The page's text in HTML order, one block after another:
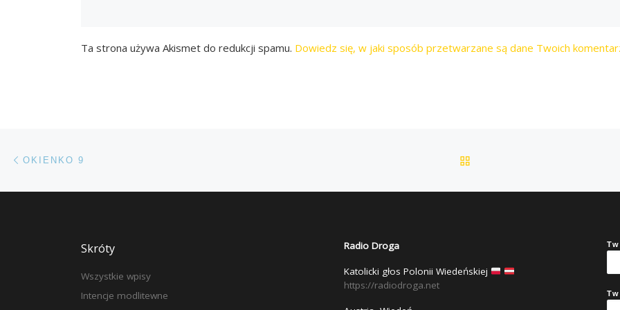
Ta strona używa Akismet do redukcji spamu. Dowiedz się, w jaki sposób przetwarzane są dane Twoich
Przeglądanie Wpisów
OKIENKO 9
Skróty
Wszystkie wpisy
Intencje modlitewne
Radio Droga
Katolicki głos Polonii Wiedeńskiej
https://radiodroga.net